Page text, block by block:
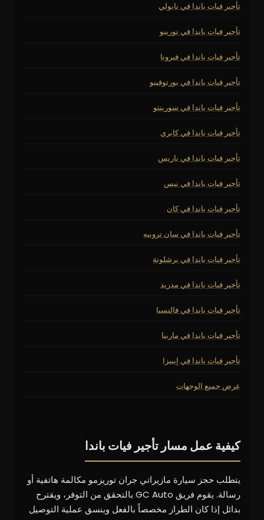
تأجير فيات باندا في نابولي
تأجير فيات باندا في تورينو
تأجير فيات باندا في فيرونا
تأجير فيات باندا في بورتوفينو
تأجير فيات باندا في سورينتو
تأجير فيات باندا في كابري
تأجير فيات باندا في باريس
تأجير فيات باندا في نيس
تأجير فيات باندا في كان
تأجير فيات باندا في سان تروبيه
تأجير فيات باندا في برشلونة
تأجير فيات باندا في مدريد
تأجير فيات باندا في فالنسيا
تأجير فيات باندا في ماربيا
تأجير فيات باندا في إيبيزا
عرض جميع الوجهات
كيفية عمل مسار تأجير فيات باندا
يتطلب حجز سيارة مازيراتي جران توريزمو مكالمة هاتفية أو
رسالة. يقوم فريق GC Auto بالتحقق من التوفر، ويقترح
بدائل إذا كان الطراز مخصصاً بالفعل وينسق عملية التوصيل